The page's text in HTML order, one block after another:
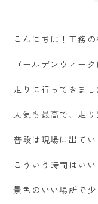
こんにちは！工務の
ゴールデンウィー
走りに行ってきまし
天気も最高で、走り
普段は現場に出てい
こういう時間はい
景色のいい場所で少